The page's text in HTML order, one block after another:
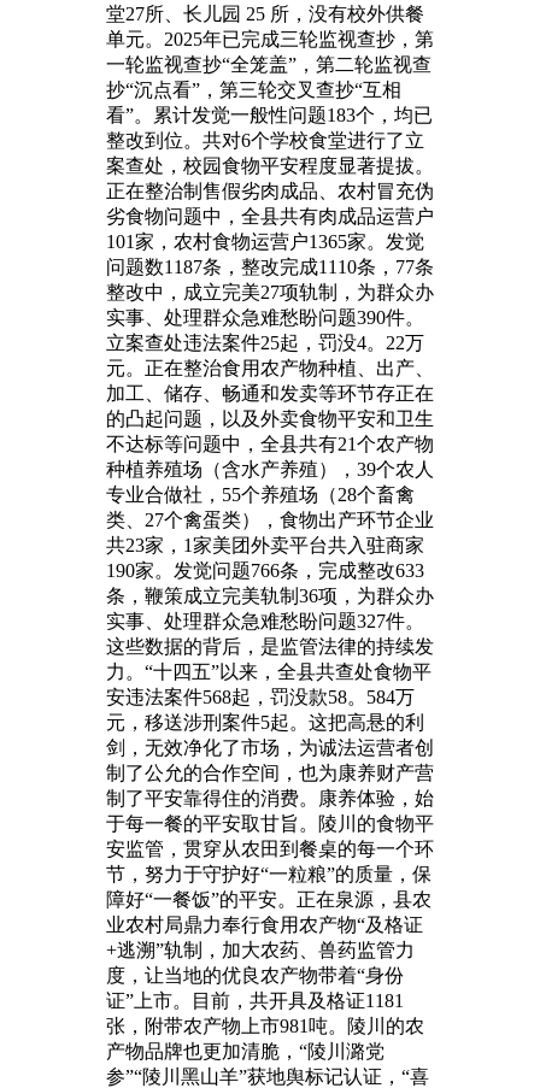
堂27所、长儿园 25 所，没有校外供餐
单元。2025年已完成三轮监视查抄，第
一轮监视查抄“全笼盖”，第二轮监视查
抄“沉点看”，第三轮交叉查抄“互相
看”。累计发觉一般性问题183个，均已
整改到位。共对6个学校食堂进行了立
案查处，校园食物平安程度显著提拔。
正在整治制售假劣肉成品、农村冒充伪
劣食物问题中，全县共有肉成品运营户
101家，农村食物运营户1365家。发觉
问题数1187条，整改完成1110条，77条
整改中，成立完美27项轨制，为群众办
实事、处理群众急难愁盼问题390件。
立案查处违法案件25起，罚没4。22万
元。正在整治食用农产物种植、出产、
加工、储存、畅通和发卖等环节存正在
的凸起问题，以及外卖食物平安和卫生
不达标等问题中，全县共有21个农产物
种植养殖场（含水产养殖），39个农人
专业合做社，55个养殖场（28个畜禽
类、27个禽蛋类），食物出产环节企业
共23家，1家美团外卖平台共入驻商家
190家。发觉问题766条，完成整改633
条，鞭策成立完美轨制36项，为群众办
实事、处理群众急难愁盼问题327件。
这些数据的背后，是监管法律的持续发
力。“十四五”以来，全县共查处食物平
安违法案件568起，罚没款58。584万
元，移送涉刑案件5起。这把高悬的利
剑，无效净化了市场，为诚法运营者创
制了公允的合作空间，也为康养财产营
制了平安靠得住的消费。康养体验，始
于每一餐的平安取甘旨。陵川的食物平
安监管，贯穿从农田到餐桌的每一个环
节，努力于守护好“一粒粮”的质量，保
障好“一餐饭”的平安。正在泉源，县农
业农村局鼎力奉行食用农产物“及格证
+逃溯”轨制，加大农药、兽药监管力
度，让当地的优良农产物带着“身份
证”上市。目前，共开具及格证1181
张，附带农产物上市981吨。陵川的农
产物品牌也更加清脆，“陵川潞党
参”“陵川黑山羊”获地舆标记认证，“喜